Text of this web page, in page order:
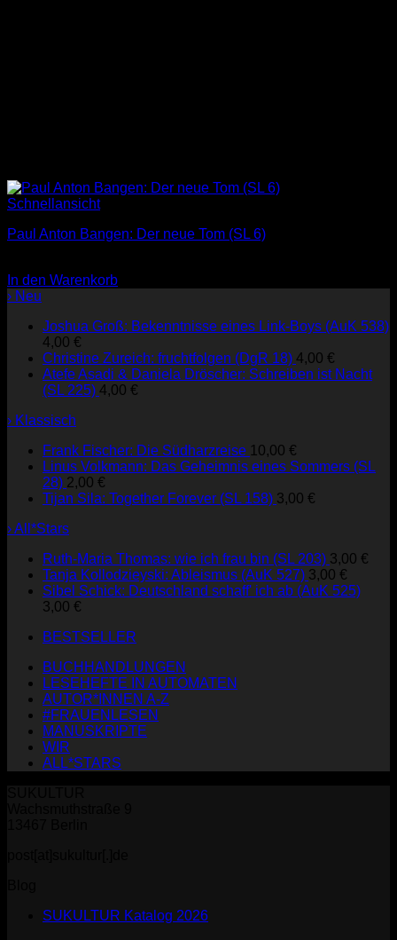
Schnellansicht
Paul Anton Bangen: Der neue Tom (SL 6)
In den Warenkorb
› Neu
Joshua Groß: Bekenntnisse eines Link-Boys (AuK 538)
4,00 €
Christine Zureich: fruchtfolgen (DgR 18) 4,00 €
Atefe Asadi & Daniela Dröscher: Schreiben ist Nacht
(SL 225) 4,00 €
› Klassisch
Frank Fischer: Die Südharzreise 10,00 €
Linus Volkmann: Das Geheimnis eines Sommers (SL
28) 2,00 €
Tijan Sila: Together Forever (SL 158) 3,00 €
› All*Stars
Ruth-Maria Thomas: wie ich frau bin (SL 203) 3,00 €
Tanja Kollodzieyski: Ableismus (AuK 527) 3,00 €
Sibel Schick: Deutschland schaff' ich ab (AuK 525)
3,00 €
BESTSELLER
BUCHHANDLUNGEN
LESEHEFTE IN AUTOMATEN
AUTOR*INNEN A-Z
#FRAUENLESEN
MANUSKRIPTE
WIR
ALL*STARS
SUKULTUR Katalog 2026